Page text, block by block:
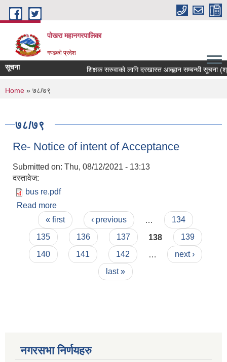
Skip to main content
पोखरा महानगरपालिका
गण्डकी प्रदेश
सूचना शिक्षक सरुवाको लागि दरखास्त आव्ह्वान सम्बन्धी सूचना (श्री
You are here
Home » ७८/७९
७८/७९
Re- Notice of intent of Acceptance
Submitted on: Thu, 08/12/2021 - 13:13
दस्तावेज:
bus re.pdf
Read more
Pages« first ‹ previous
134
135
136 137 138
139
140
141 142
next ›
last »
नगरसभा निर्णयहरु